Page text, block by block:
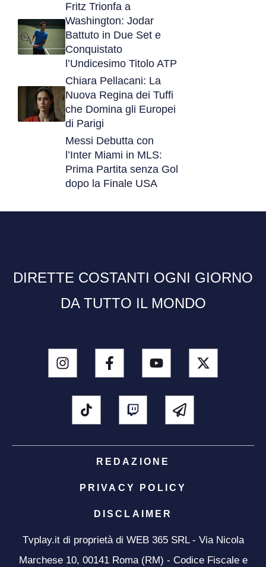
Fritz Trionfa a
Washington: Jodar
Battuto in Due Set e
Conquistato
l’Undicesimo Titolo ATP
Chiara Pellacani: La
Nuova Regina dei Tuffi
che Domina gli Europei
di Parigi
Messi Debutta con
l’Inter Miami in MLS:
Prima Partita senza Gol
dopo la Finale USA
DIRETTE COSTANTI OGNI GIORNO
DA TUTTO IL MONDO
REDAZIONE
PRIVACY POLICY
DISCLAIMER
Tvplay.it di proprietà di WEB 365 SRL - Via Nicola
Marchese 10, 00141 Roma (RM) - Codice Fiscale e